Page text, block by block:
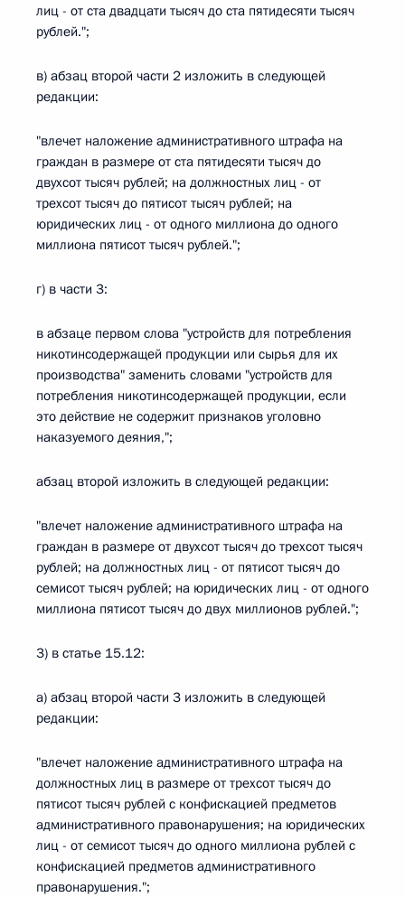
лиц - от ста двадцати тысяч до ста пятидесяти тысяч
рублей.";
в) абзац второй части 2 изложить в следующей
редакции:
"влечет наложение административного штрафа на
граждан в размере от ста пятидесяти тысяч до
двухсот тысяч рублей; на должностных лиц - от
трехсот тысяч до пятисот тысяч рублей; на
юридических лиц - от одного миллиона до одного
миллиона пятисот тысяч рублей.";
г) в части 3:
в абзаце первом слова "устройств для потребления
никотинсодержащей продукции или сырья для их
производства" заменить словами "устройств для
потребления никотинсодержащей продукции, если
это действие не содержит признаков уголовно
наказуемого деяния,";
абзац второй изложить в следующей редакции:
"влечет наложение административного штрафа на
граждан в размере от двухсот тысяч до трехсот тысяч
рублей; на должностных лиц - от пятисот тысяч до
семисот тысяч рублей; на юридических лиц - от одного
миллиона пятисот тысяч до двух миллионов рублей.";
3) в статье 15.12:
а) абзац второй части 3 изложить в следующей
редакции:
"влечет наложение административного штрафа на
должностных лиц в размере от трехсот тысяч до
пятисот тысяч рублей с конфискацией предметов
административного правонарушения; на юридических
лиц - от семисот тысяч до одного миллиона рублей с
конфискацией предметов административного
правонарушения.";